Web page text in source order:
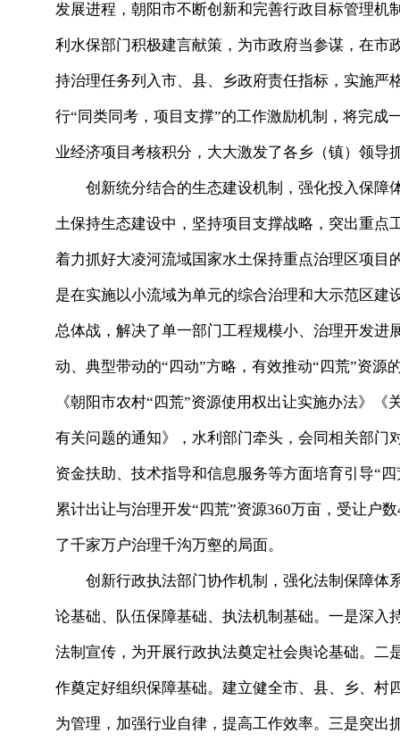
发展进程，朝阳市不断创新和完善行政目标管理
利水保部门积极建言献策，为市政府当参谋，在
持治理任务列入市、县、乡政府责任指标，实施
行“同类同考，项目支撑”的工作激励机制，将完
业经济项目考核积分，大大激发了各乡（镇）领导
创新统分结合的生态建设机制，强化投入保障
土保持生态建设中，坚持项目支撑战略，突出重
着力抓好大凌河流域国家水土保持重点治理区项
是在实施以小流域为单元的综合治理和大示范区
总体战，解决了单一部门工程规模小、治理开发
动、典型带动的“四动”方略，有效推动“四荒”资
《朝阳市农村“四荒”资源使用权出让实施办法》
有关问题的通知》，水利部门牵头，会同相关部门
资金扶助、技术指导和信息服务等方面培育引导“
累计出让与治理开发“四荒”资源360万亩，受让户
了千家万户治理千沟万壑的局面。
创新行政执法部门协作机制，强化法制保障体
论基础、队伍保障基础、执法机制基础。一是深
法制宣传，为开展行政执法奠定社会舆论基础。
作奠定好组织保障基础。建立健全市、县、乡、
为管理，加强行业自律，提高工作效率。三是突